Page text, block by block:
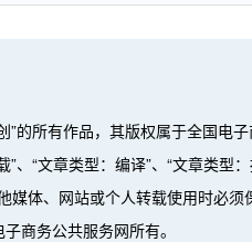
”的所有作品，其版权属于全国电
”、“文章类型：编译”、“文章类
媒体、网站或个人转载使用时必
商务公共服务网所有。